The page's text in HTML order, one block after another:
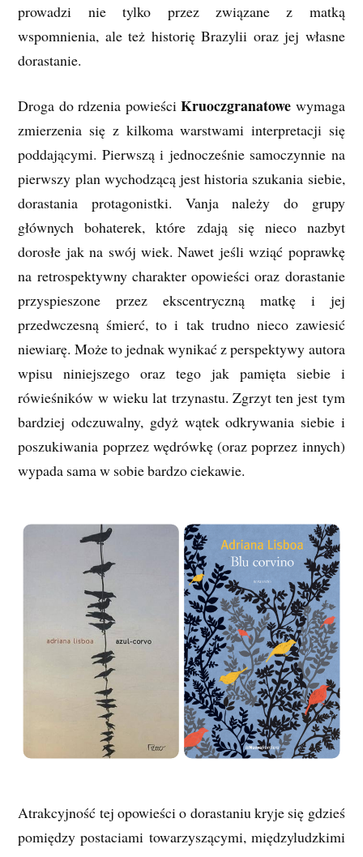
prowadzi nie tylko przez związane z matką
wspomnienia, ale też historię Brazylii oraz jej własne
dorastanie.
Droga do rdzenia powieściKruoczgranatowe wymaga
zmierzenia się z kilkoma warstwami interpretacji się
poddającymi. Pierwszą i jednocześnie samoczynnie na
pierwszy plan wychodzącą jest historia szukania siebie,
dorastania protagonistki. Vanja należy do grupy
głównych bohaterek, które zdają się nieco nazbyt
dorosłe jak na swój wiek. Nawet jeśli wziąć poprawkę
na retrospektywny charakter opowieści oraz dorastanie
przyspieszone przez ekscentryczną matkę i jej
przedwczesną śmierć, to i tak trudno nieco zawiesić
niewiarę. Może to jednak wynikać z perspektywy autora
wpisu niniejszego oraz tego jak pamięta siebie i
rówieśników w wieku lat trzynastu. Zgrzyt ten jest tym
bardziej odczuwalny, gdyż wątek odkrywania siebie i
poszukiwania poprzez wędrówkę (oraz poprzez innych)
wypada sama w sobie bardzo ciekawie.
Atrakcyjność tej opowieści o dorastaniu kryje się gdzieś
pomiędzy postaciami towarzyszącymi, międzyludzkimi